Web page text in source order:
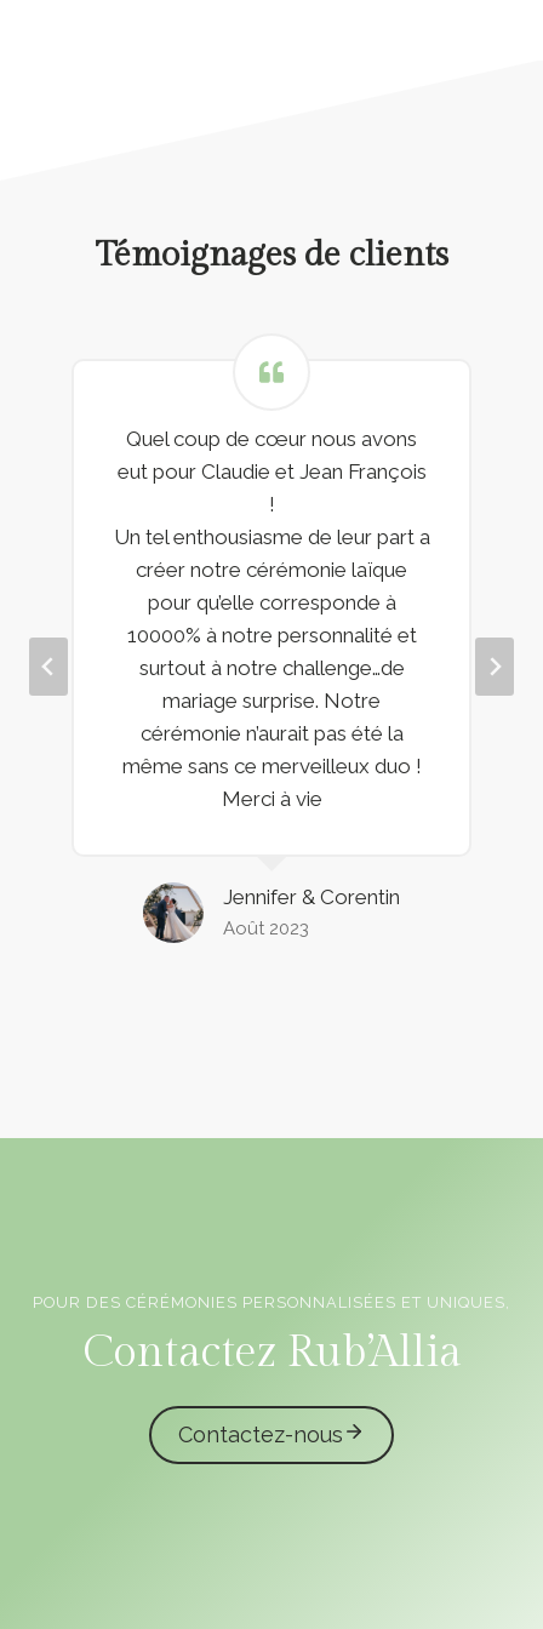
Témoignages de clients
Quel coup de cœur nous avons
eut pour Claudie et Jean François
!
Un tel enthousiasme de leur part a
créer notre cérémonie laïque
pour qu’elle corresponde à
10000% à notre personnalité et
surtout à notre challenge…de
mariage surprise. Notre
cérémonie n’aurait pas été la
même sans ce merveilleux duo !
Merci à vie
Jennifer & Corentin
Août 2023
POUR DES CÉRÉMONIES PERSONNALISÉES ET UNIQUES,
Contactez Rub’Allia
Contactez-nous